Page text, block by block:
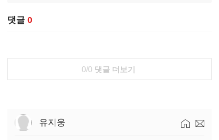
댓글 0
0/0 댓글 더보기
유지웅